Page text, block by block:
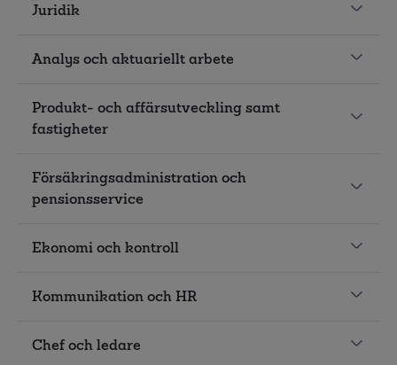
Juridik
Analys och aktuariellt arbete
Produkt- och affärsutveckling samt
fastigheter
Försäkringsadministration och
pensionsservice
Ekonomi och kontroll
Kommunikation och HR
Chef och ledare